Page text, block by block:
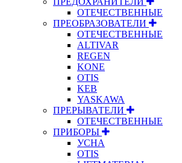
ОТЕЧЕСТВЕННЫЕ
ПРЕОБРАЗОВАТЕЛИ
ОТЕЧЕСТВЕННЫЕ
ALTIVAR
REGEN
KONE
OTIS
KEB
YASKAWA
ПРЕРЫВАТЕЛИ
ОТЕЧЕСТВЕННЫЕ
ПРИБОРЫ
УСНА
OTIS